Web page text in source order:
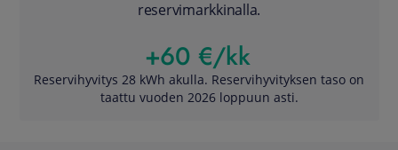
reservimarkkinalla.​
+60 €/kk
Reservihyvitys 28 kWh akulla. Reservihyvityksen taso on
taattu vuoden 2026 loppuun asti.